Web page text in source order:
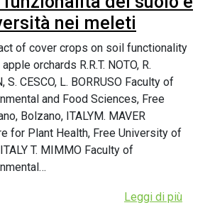
nei meleti
of cover crops on soil functionality
orchards R.R.T. NOTO, R.
S. CESCO, L. BORRUSO Faculty of
and Food Sciences, Free
Bolzano, ITALYM. MAVER
for Plant Health, Free University of
T. MIMMO Faculty of
Leggi di più